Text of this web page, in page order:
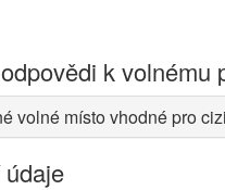
k volnému
volné místo vhodné pro